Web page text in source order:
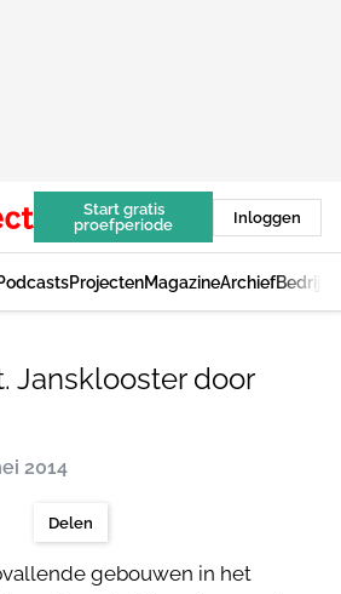
Start gratis
proefperiode
Inloggen
ProjectenMagazineArchief
Jansklooster door
2014
Delen
gebouwen in het